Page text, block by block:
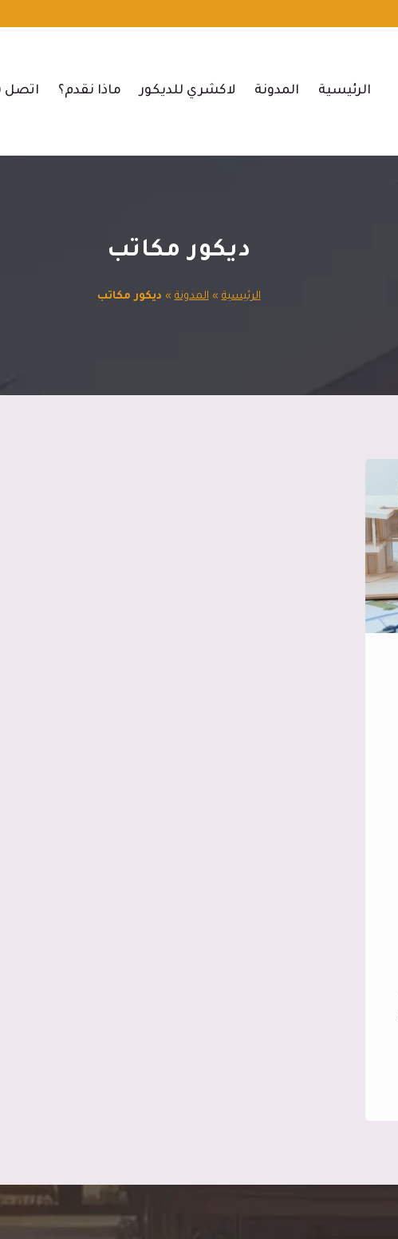
الرئيسية المدونة لاكشري للديكور ماذا نقدم؟ اتصل
ديكور مكاتب
الرئيسية»المدونة» ديكور مكاتب